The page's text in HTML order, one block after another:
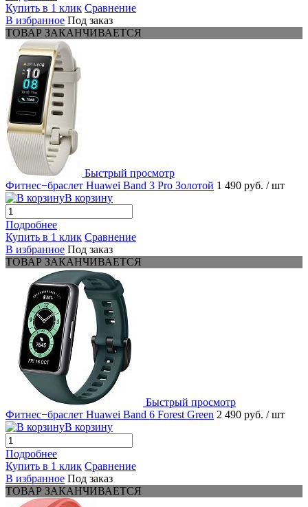
Купить в 1 клик Сравнение
В избранное Под заказ
ТОВАР ЗАКАНЧИВАЕТСЯ
Быстрый просмотр
Фитнес−браслет Huawei Band 3 Pro Золотой 1 490 руб. / шт
В корзину
Подробнее
Купить в 1 клик Сравнение
В избранное Под заказ
ТОВАР ЗАКАНЧИВАЕТСЯ
Быстрый просмотр
Фитнес−браслет Huawei Band 6 Forest Green 2 490 руб. / шт
В корзину
Подробнее
Купить в 1 клик Сравнение
В избранное Под заказ
ТОВАР ЗАКАНЧИВАЕТСЯ